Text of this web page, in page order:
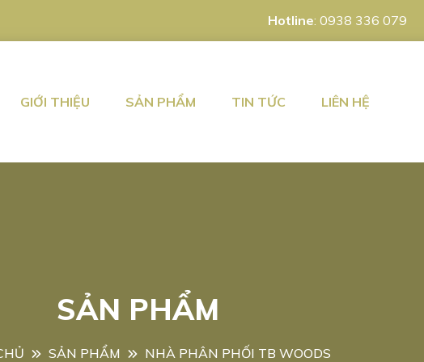
Hotline: 0938 336 079
GIỚI THIỆU SẢN PHẨM TIN TỨC LIÊN HỆ
SẢN PHẨM
SẢN PHẨM NHÀ PHÂN PHỐI TB WOODS